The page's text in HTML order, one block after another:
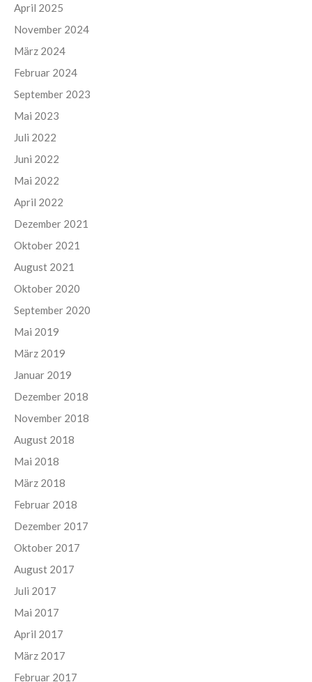
April 2025
November 2024
März 2024
Februar 2024
September 2023
Mai 2023
Juli 2022
Juni 2022
Mai 2022
April 2022
Dezember 2021
Oktober 2021
August 2021
Oktober 2020
September 2020
Mai 2019
März 2019
Januar 2019
Dezember 2018
November 2018
August 2018
Mai 2018
März 2018
Februar 2018
Dezember 2017
Oktober 2017
August 2017
Juli 2017
Mai 2017
April 2017
März 2017
Februar 2017